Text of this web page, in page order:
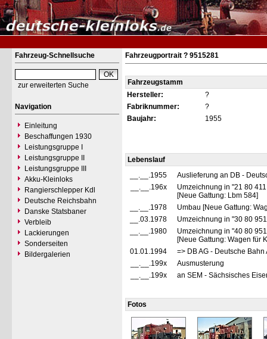
Fahrzeug-Schnellsuche
zur erweiterten Suche
Navigation
Einleitung
Beschaffungen 1930
Leistungsgruppe I
Leistungsgruppe II
Leistungsgruppe III
Akku-Kleinloks
Rangierschlepper Kdl
Deutsche Reichsbahn
Danske Statsbaner
Verbleib
Lackierungen
Sonderseiten
Bildergalerien
Fahrzeugportrait ? 9515281
Fahrzeugstamm
Hersteller:
?
Fabriknummer:
?
Baujahr:
1955
Lebenslauf
__.__.1955
Auslieferung an DB -
__.__.196x
Umzeichnung in "21 80
[Neue Gattung: Lbm 584]
__.__.1978
Umbau [Neue Gattung:
__.03.1978
Umzeichnung in "30 80
__.__.1980
Umzeichnung in "40 80
[Neue Gattung: Wagen für
01.01.1994
=> DB AG - Deutsche
__.__.199x
Ausmusterung
__.__.199x
an SEM - Sächsisches
Fotos